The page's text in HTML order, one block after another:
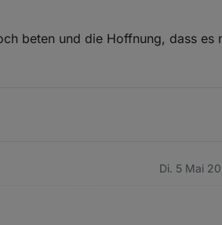
beten und die Hoffnung, dass es
Di. 5 Mai